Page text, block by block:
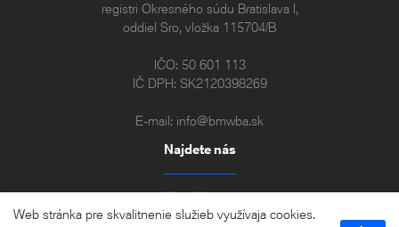
registri Okresného súdu Bratislava I,
oddiel Sro, vložka 115704/B
IČO: 50 601 113
IČ DPH: SK2120398269
E-mail: info@bmwba.sk
Najdete nás
Web stránka pre skvalitnenie služieb využívaja cookies.